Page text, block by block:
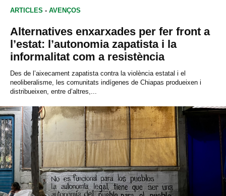
ARTICLES - AVENÇOS
Alternatives enxarxades per fer front a
l’estat: l’autonomia zapatista i la
informalitat com a resistència
Des de l’aixecament zapatista contra la violència estatal i el
neoliberalisme, les comunitats indígenes de Chiapas produeixen i
distribueixen, entre d’altres,...